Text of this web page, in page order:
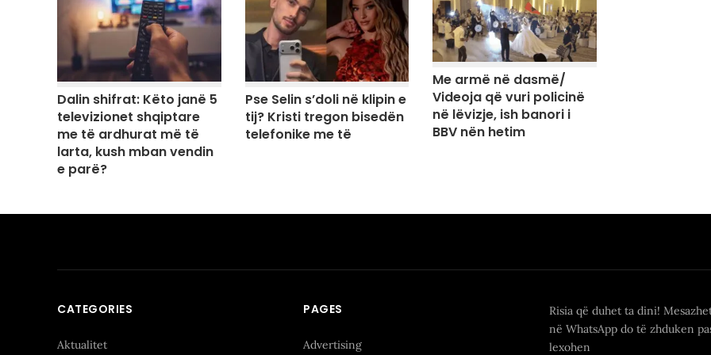
Dalin shifrat: Këto janë 5
televizionet shqiptare
me të ardhurat më të
larta, kush mban vendin
e parë?
Pse Selin s’doli në klipin e
tij? Kristi tregon bisedën
telefonike me të
Me armë në dasmë/
Videoja që vuri policinë
në lëvizje, ish banori i
BBV nën hetim
CATEGORIES
Aktualitet
PAGES
Advertising
Risia që duhet ta dini!
në WhatsApp do të zhduken
lexohen